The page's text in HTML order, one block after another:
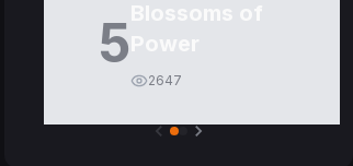
5
2647